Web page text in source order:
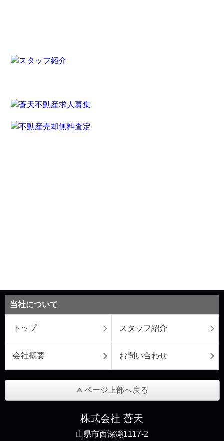
当社について
トップ スタッフ紹介
会社概要 お問い合わせ
ページ上部へ戻る
株式会社 蒼天
山県市西深瀬1117-2